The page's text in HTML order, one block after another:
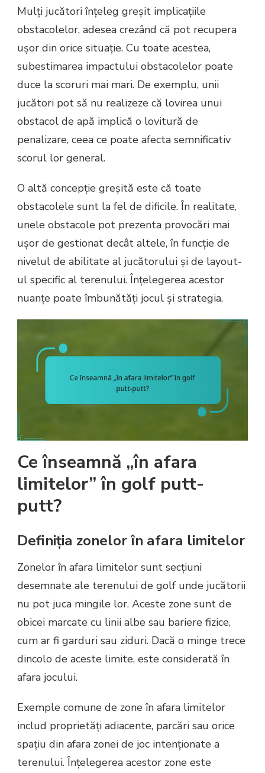
Mulți jucători înțeleg greșit implicațiile
obstacolelor, adesea crezând că pot recupera
ușor din orice situație. Cu toate acestea,
subestimarea impactului obstacolelor poate
duce la scoruri mai mari. De exemplu, unii
jucători pot să nu realizeze că lovirea unui
obstacol de apă implică o lovitură de
penalizare, ceea ce poate afecta semnificativ
scorul lor general.
O altă concepție greșită este că toate
obstacolele sunt la fel de dificile. În realitate,
unele obstacole pot prezenta provocări mai
ușor de gestionat decât altele, în funcție de
nivelul de abilitate al jucătorului și de layout-
ul specific al terenului. Înțelegerea acestor
nuanțe poate îmbunătăți jocul și strategia.
Ce înseamnă „în afara
limitelor” în golf putt-
putt?
Definiția zonelor în afara limitelor
Zonelor în afara limitelor sunt secțiuni
desemnate ale terenului de golf unde jucătorii
nu pot juca mingile lor. Aceste zone sunt de
obicei marcate cu linii albe sau bariere fizice,
cum ar fi garduri sau ziduri. Dacă o minge trece
dincolo de aceste limite, este considerată în
afara jocului.
Exemple comune de zone în afara limitelor
includ proprietăți adiacente, parcări sau orice
spațiu din afara zonei de joc intenționate a
terenului. Înțelegerea acestor zone este